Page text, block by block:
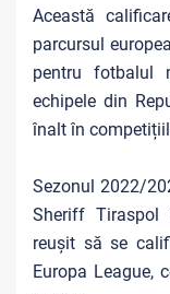
Această
parcursul
pentru fotbalul
echipele din
înalt în
Sezonul 2022/
Sheriff Tiraspol
reușit să se
Europa League,